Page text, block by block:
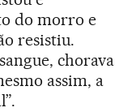
do morro e
resistiu.
chorava
assim, a